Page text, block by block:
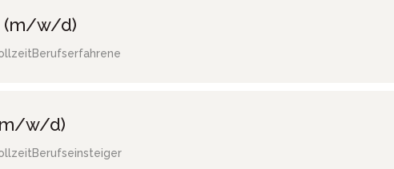
(m/w/d)
Berufserfahrene
w/d)
Berufseinsteiger